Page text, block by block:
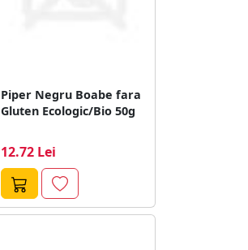
Piper Negru Boabe fara
Gluten Ecologic/Bio 50g
12.72 Lei